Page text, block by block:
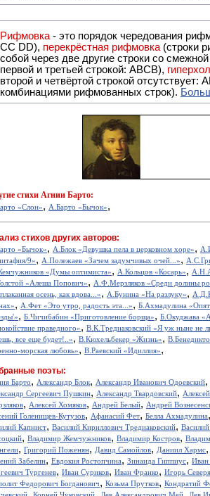
Рифмовка - это порядок чередования
СС DD), перекрёстная рифмовка (строки
собой через две другие строки со
первой и третьей строкой: АBCB),
второй и четвёртой строкой отсутствует: ABAC, ABCA, AABC), смешанная или вольная
комбинациями рифмованных строк).
стихи Агнии Барто:
«Слон», А.Барто «Бычок»,
стихов других авторов:
«Бычок», А.Блок «Девушка пела в церковном хоре»,
9», А.Полежаев «Зачем задумчивых очей...»,
«Думы оптимиста», А.Кольцов «Косарь»,
«Алеша Попович», А.Ф.Мерзляков «Среди долины
осень, как вдова...», А.Бунина «На разлуку»,
, А.Фет «Это утро, радость эта...», Б.Ахмадулина
, Б.Чичибабин «Приготовление борща», Б.Окуджава
праведного», В.К.Тредиаковский «Я уж ныне не
все еще будет!..», В.Кюхельбекер «Жизнь»,
морская любовь», В.Раевский «Идиллия»,
поэты:
Барто, Александр Блок, Александр Иванович Одоевский,
Сергеевич Пушкин, Александр Твардовский,
, Алексей Хомяков, Андрей Белый, Андрей
Голенищев-Кутузов, Афанасий Фет, Белла Ахмадулина,
Капнист, Василий Кириллович Тредиаковский,
, Владимир Жемчужников, Владимир Костров,
, Григорий Поженян, Давид Самойлов, Даниил Хармс,
Забелин, Евдокия Ростопчина, Зинаида Гиппиус, Иван
Тургенев, Иван Суриков, Иван Франко, Игорь
Федорович Богданович, Козьма Прутков, Кондратий